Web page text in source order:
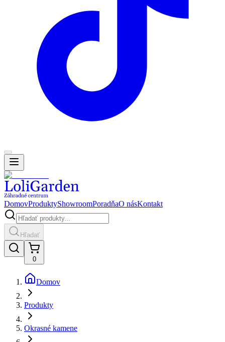
DomovProduktyShowroomPoradňaO násKontakt
Hľadať
0
Domov
Produkty
Okrasné kamene